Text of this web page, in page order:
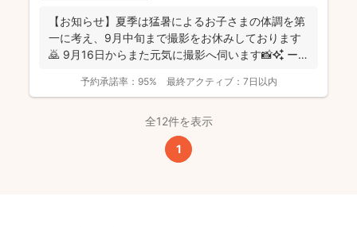
【お知らせ】夏季は猛暑によるお子さまの体調を第
一に考え、9月中旬まで撮影をお休みしております
🙇 9月16日からまた元気に撮影へ伺います📸✨ ー
予約承諾率： 95% 最終アクティブ： 7日以内
全12件を表示
1